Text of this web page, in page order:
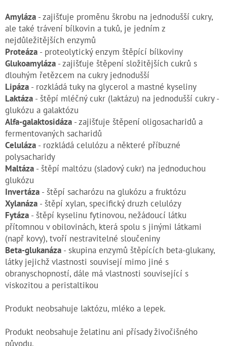
Amyláza - zajišťuje proměnu škrobu na jednodušší cukry,
ale také trávení bílkovin a tuků, je jedním z
nejdůležitějších enzymů
Proteáza - proteolytický enzym štěpící bílkoviny
Glukoamyláza - zajišťuje štěpení složitějších cukrů s
dlouhým řetězcem na cukry jednodušší
Lipáza - rozkládá tuky na glycerol a mastné kyseliny
Laktáza - štěpí mléčný cukr (laktázu) na jednodušší cukry -
glukózu a galaktózu
Alfa-galaktosidáza - zajišťuje štěpení oligosacharidů a
fermentovaných sacharidů
Celuláza - rozkládá celulózu a některé příbuzné
polysacharidy
Maltáza - štěpí maltózu (sladový cukr) na jednoduchou
glukózu
Invertáza - štěpí sacharózu na glukózu a fruktózu
Xylanáza - štěpí xylan, specifický druzh celulózy
Fytáza - štěpí kyselinu fytinovou, nežádoucí látku
přítomnou v obilovinách, která spolu s jinými látkami
(např kovy), tvoří nestravitelné sloučeniny
Beta-glukanáza - skupina enzymů štěpících beta-glukany,
látky jejichž vlastnosti souvisejí mimo jiné s
obranyschopností, dále má vlastnosti související s
viskozitou a peristaltikou
Produkt neobsahuje laktózu, mléko a lepek.
Produkt neobsahuje želatinu ani přísady živočišného
původu.